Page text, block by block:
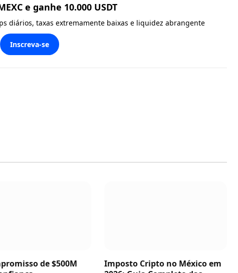
e ganhe 10.000 USDT
diários, taxas extremamente baixas e liquidez abrangente
Inscreva-se
de $500M
Imposto Cripto no México em